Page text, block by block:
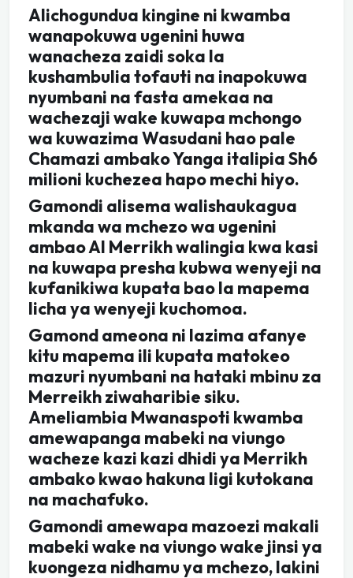
Alichogundua kingine ni kwamba
wanapokuwa ugenini huwa
wanacheza zaidi soka la
kushambulia tofauti na inapokuwa
nyumbani na fasta amekaa na
wachezaji wake kuwapa mchongo
wa kuwazima Wasudani hao pale
Chamazi ambako Yanga italipia Sh6
milioni kuchezea hapo mechi hiyo.
Gamondi alisema walishaukagua
mkanda wa mchezo wa ugenini
ambao Al Merrikh walingia kwa kasi
na kuwapa presha kubwa wenyeji na
kufanikiwa kupata bao la mapema
licha ya wenyeji kuchomoa.
Gamond ameona ni lazima afanye
kitu mapema ili kupata matokeo
mazuri nyumbani na hataki mbinu za
Merreikh ziwaharibie siku.
Ameliambia Mwanaspoti kwamba
amewapanga mabeki na viungo
wacheze kazi kazi dhidi ya Merrikh
ambako kwao hakuna ligi kutokana
na machafuko.
Gamondi amewapa mazoezi makali
mabeki wake na viungo wake jinsi ya
kuongeza nidhamu ya mchezo, lakini